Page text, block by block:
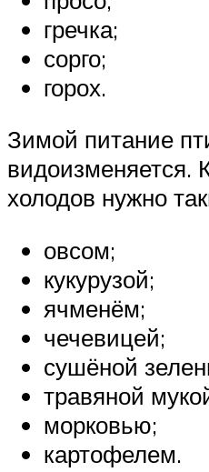
гречка;
сорго;
горох.
Зимой питание
видоизменяется.
холодов нужно
овсом;
кукурузой;
ячменём;
чечевицей;
сушёной
травяной
морковью;
картофелем.